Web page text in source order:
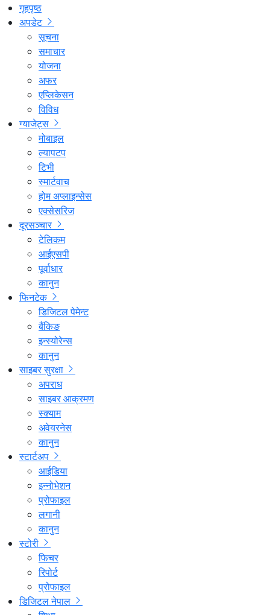
गृहपृष्ठ
अपडेट
सूचना
समाचार
योजना
अफर
एप्लिकेसन
विविध
ग्याजेट्स
मोबाइल
ल्यापटप
टिभी
स्मार्टवाच
होम अप्लाइन्सेस
एक्सेसरिज
दूरसञ्चार
टेलिकम
आईएसपी
पूर्वाधार
कानुन
फिनटेक
डिजिटल पेमेन्ट
बैंकिङ
इन्स्योरेन्स
कानुन
साइबर सुरक्षा
अपराध
साइबर आक्रमण
स्क्याम
अवेयरनेस
कानुन
स्टार्टअप
आईडिया
इन्नोभेशन
प्रोफाइल
लगानी
कानुन
स्टोरी
फिचर
रिपोर्ट
प्रोफाइल
डिजिटल नेपाल